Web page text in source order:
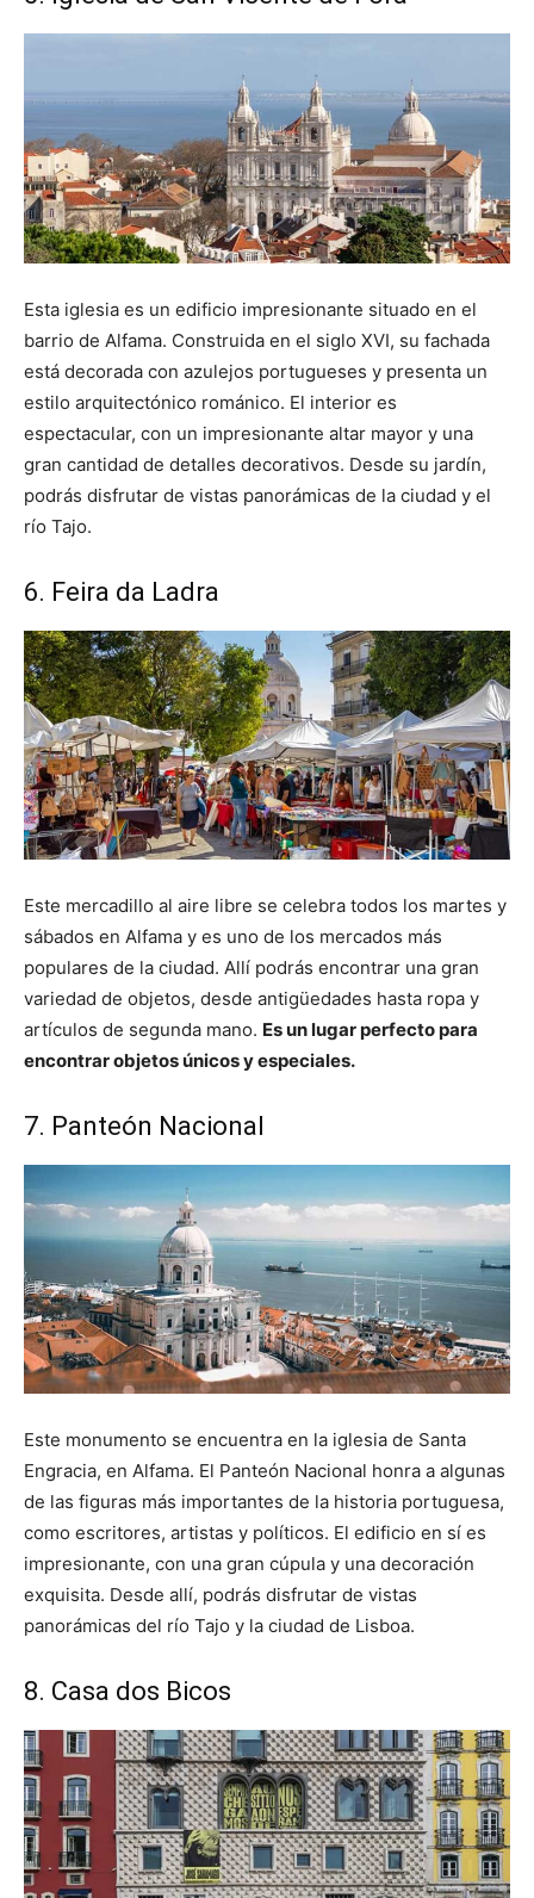
Esta iglesia es un edificio impresionante situado en el
barrio de Alfama. Construida en el siglo XVI, su fachada
está decorada con azulejos portugueses y presenta un
estilo arquitectónico románico. El interior es
espectacular, con un impresionante altar mayor y una
gran cantidad de detalles decorativos. Desde su jardín,
podrás disfrutar de vistas panorámicas de la ciudad y el
río Tajo.
6. Feira da Ladra
Este mercadillo al aire libre se celebra todos los martes y
sábados en Alfama y es uno de los mercados más
populares de la ciudad. Allí podrás encontrar una gran
variedad de objetos, desde antigüedades hasta ropa y
artículos de segunda mano. Es un lugar perfecto para
encontrar objetos únicos y especiales.
7. Panteón Nacional
Este monumento se encuentra en la iglesia de Santa
Engracia, en Alfama. El Panteón Nacional honra a algunas
de las figuras más importantes de la historia portuguesa,
como escritores, artistas y políticos. El edificio en sí es
impresionante, con una gran cúpula y una decoración
exquisita. Desde allí, podrás disfrutar de vistas
panorámicas del río Tajo y la ciudad de Lisboa.
8. Casa dos Bicos